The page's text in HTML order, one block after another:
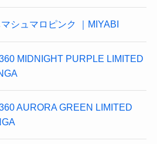
シュマロピンク ｜MIYABI
MIDNIGHT PURPLE LIMITED
AURORA GREEN LIMITED